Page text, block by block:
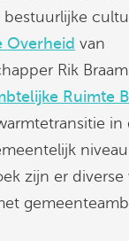
Overheid van
Rik
Ruimte
zijn er diverse